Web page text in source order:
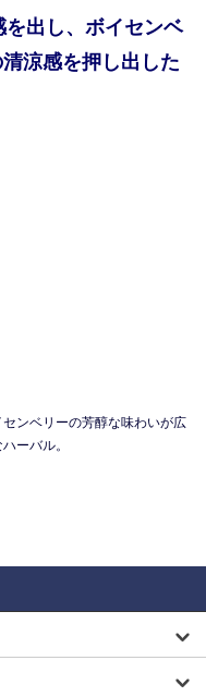
出し、ボイセンベ
涼感を押し出した
ンベリーの芳醇な味わいが広
ーバル。